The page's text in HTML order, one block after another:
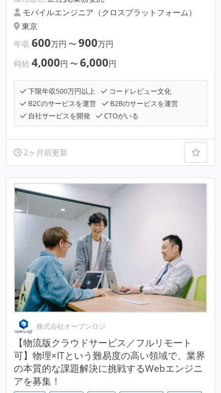
モバイルエンジニア（クロスプラットフォーム）
東京
年収 600万円 〜 900万円
時給 4,000円 〜 6,000円
下限年収500万円以上
コードレビュー文化
B2Cのサービスを運営
B2Bのサービスを運営
自社サービスを開発
CTOがいる
2ヶ月前更新
株式会社オープンロジ
【物流版クラウドサービス／フルリモート
可】物理×ITという難易度の高い領域で、業界
の本質的な課題解決に挑戦するWebエンジニ
アを募集！